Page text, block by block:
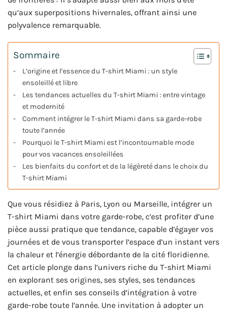
qu’aux superpositions hivernales, offrant ainsi une
polyvalence remarquable.
Sommaire
L’origine et l’essence du T-shirt Miami : un style
ensoleillé et libre
Les tendances actuelles du T-shirt Miami : entre vintage
et modernité
Comment intégrer le T-shirt Miami dans sa garde-robe
toute l’année
Pourquoi le T-shirt Miami est l’incontournable mode
pour vos vacances ensoleillées
Les bienfaits du confort et de la légèreté dans le choix du
T-shirt Miami
Que vous résidiez à Paris, Lyon ou Marseille, intégrer un
T-shirt Miami dans votre garde-robe, c’est profiter d’une
pièce aussi pratique que tendance, capable d’égayer vos
journées et de vous transporter l’espace d’un instant vers
la chaleur et l’énergie débordante de la cité floridienne.
Cet article plonge dans l’univers riche du T-shirt Miami
en explorant ses origines, ses styles, ses tendances
actuelles, et enfin ses conseils d’intégration à votre
garde-robe toute l’année. Une invitation à adopter un